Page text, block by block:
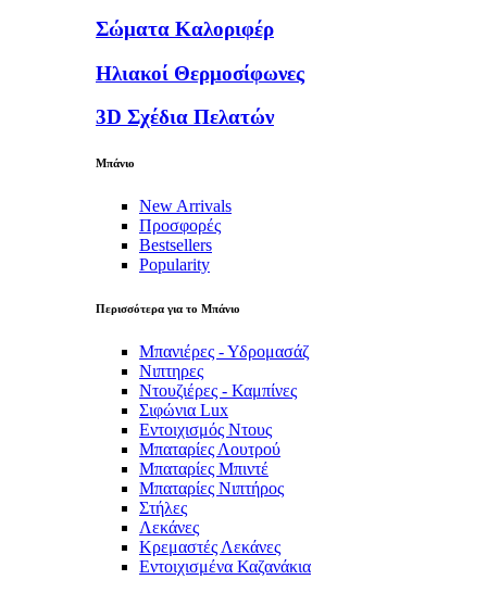
Σώματα Καλοριφέρ
Ηλιακοί Θερμοσίφωνες
3D Σχέδια Πελατών
Μπάνιο
New Arrivals
Προσφορές
Bestsellers
Popularity
Περισσότερα για το Μπάνιο
Μπανιέρες - Υδρομασάζ
Νιπτηρες
Ντουζιέρες - Καμπίνες
Σιφώνια Lux
Εντοιχισμός Ντους
Μπαταρίες Λουτρού
Μπαταρίες Μπιντέ
Μπαταρίες Νιπτήρος
Στήλες
Λεκάνες
Κρεμαστές Λεκάνες
Εντοιχισμένα Καζανάκια